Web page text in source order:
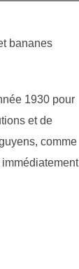
bananes
1930 pour
et de
comme